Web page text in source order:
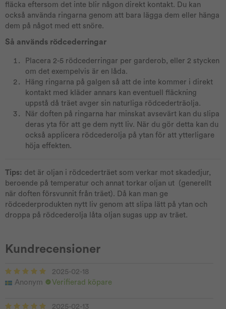
fläcka eftersom det inte blir någon direkt kontakt. Du kan
också använda ringarna genom att bara lägga dem eller hänga
dem på något med ett snöre.
Så används rödcederringar
Placera 2-5 rödcederringar per garderob, eller 2 stycken
om det exempelvis är en låda.
Häng ringarna på galgen så att de inte kommer i direkt
kontakt med kläder annars kan eventuell fläckning
uppstå då träet avger sin naturliga rödcederträolja.
När doften på ringarna har minskat avsevärt kan du slipa
deras yta för att ge dem nytt liv. När du gör detta kan du
också applicera rödcederolja på ytan för att ytterligare
höja effekten.
Tips: det är oljan i rödcederträet som verkar mot skadedjur,
beroende på temperatur och annat torkar oljan ut (generellt
när doften försvunnit från träet). Då kan man ge
rödcederprodukten nytt liv genom att slipa lätt på ytan och
droppa på rödcederolja låta oljan sugas upp av träet.
Kundrecensioner
2025-02-18
Anonym
Verifierad köpare
2025-02-13